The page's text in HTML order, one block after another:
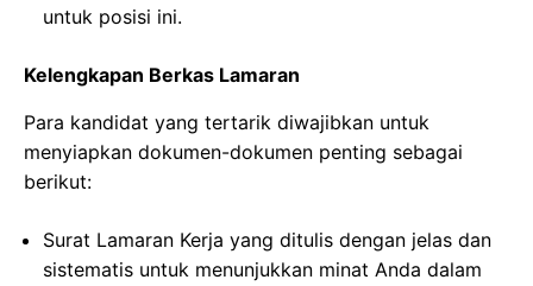
untuk posisi ini.
Kelengkapan Berkas Lamaran
Para kandidat yang tertarik diwajibkan untuk
menyiapkan dokumen-dokumen penting sebagai
berikut:
Surat Lamaran Kerja yang ditulis dengan jelas dan
sistematis untuk menunjukkan minat Anda dalam